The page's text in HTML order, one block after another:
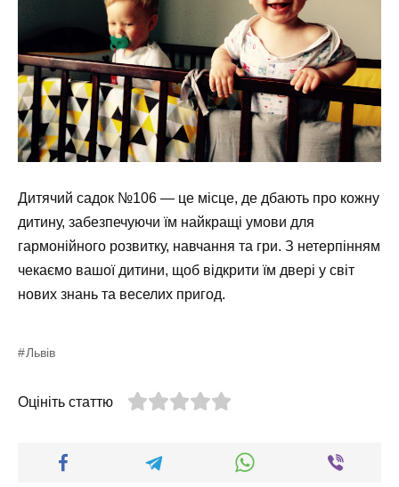
Дитячий садок №106 — це місце, де дбають про кожну
дитину, забезпечуючи їм найкращі умови для
гармонійного розвитку, навчання та гри. З нетерпінням
чекаємо вашої дитини, щоб відкрити їм двері у світ
нових знань та веселих пригод.
Львів
Оцініть статтю